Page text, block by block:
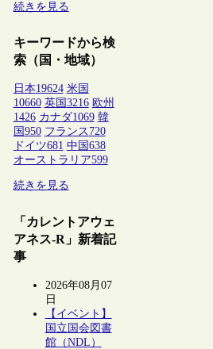
続きを見る
キーワードから検
索（国・地域）
日本19624 米国
10660 英国 3216 欧州
1426 カナダ1069 韓
国 950 フランス 720
ドイツ681 中国 638
オーストラリア599
続きを見る
「カレントアウェ
アネス-R」新着記
事
2026年08月07
日
【イベント】
国立国会図書
館（NDL）